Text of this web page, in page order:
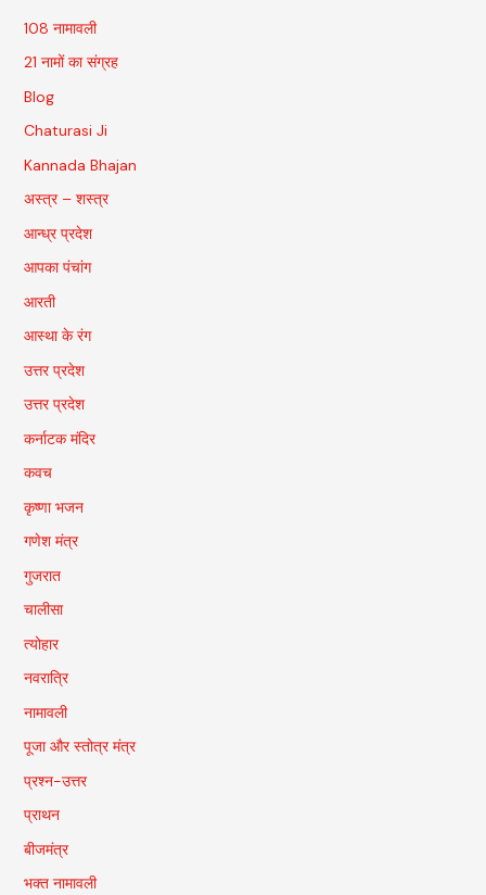
108 नामावली
21 नामों का संग्रह
Blog
Chaturasi Ji
Kannada Bhajan
अस्त्र – शस्त्र
आन्ध्र प्रदेश
आपका पंचांग
आरती
आस्था के रंग
उत्तर प्रदेश
उत्तर प्रदेश
कर्नाटक मंदिर
कवच
कृष्णा भजन
गणेश मंत्र
गुजरात
चालीसा
त्योहार
नवरात्रि
नामावली
पूजा और स्तोत्र मंत्र
प्रश्न-उत्तर
प्राथन
बीजमंत्र
भक्त नामावली